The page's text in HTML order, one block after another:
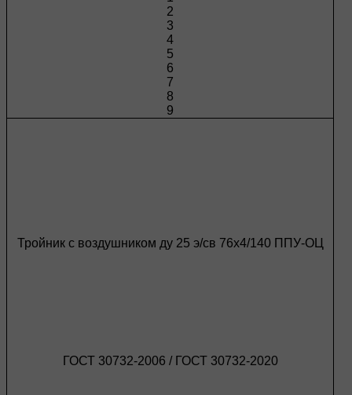
2
3
4
5
6
7
8
9
Тройник с воздушником ду 25 э/св 76х4/140 ППУ-ОЦ
ГОСТ 30732-2006 / ГОСТ 30732-2020